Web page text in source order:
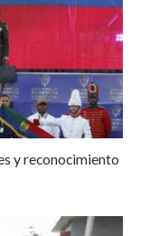
y reconocimiento